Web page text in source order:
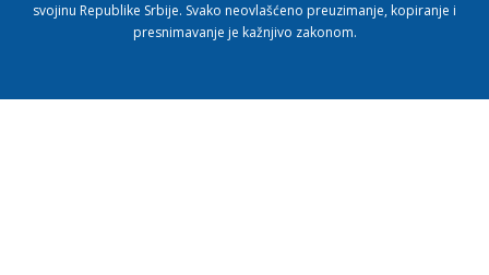
svojinu Republike Srbije. Svako neovlašćeno preuzimanje, kopiranje i
presnimavanje je kažnjivo zakonom.